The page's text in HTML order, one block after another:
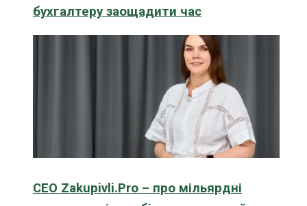
бухгалтеру заощадити час
CEO Zakupivli.Pro – про мільярдні